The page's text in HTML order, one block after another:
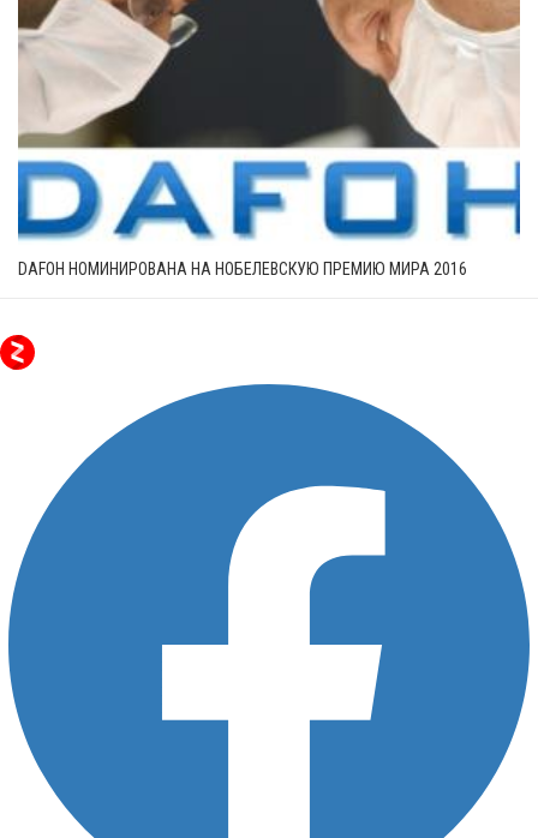
DAFOH НОМИНИРОВАНА НА НОБЕЛЕВСКУЮ ПРЕМИЮ МИРА 2016